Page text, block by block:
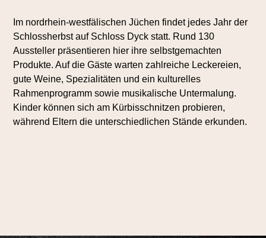
Im nordrhein-westfälischen Jüchen findet jedes Jahr der
Schlossherbst auf Schloss Dyck statt. Rund 130
Aussteller präsentieren hier ihre selbstgemachten
Produkte. Auf die Gäste warten zahlreiche Leckereien,
gute Weine, Spezialitäten und ein kulturelles
Rahmenprogramm sowie musikalische Untermalung.
Kinder können sich am Kürbisschnitzen probieren,
während Eltern die unterschiedlichen Stände erkunden.